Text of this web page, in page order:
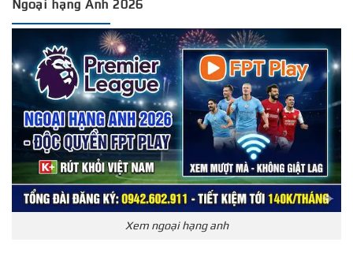
Ngoại hạng Anh 2026
Xem ngoại hạng anh